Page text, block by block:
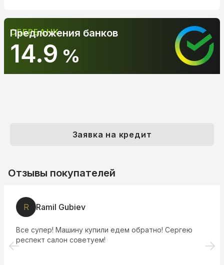
СБЕРБАНК
14.9 %
Предложения банков
Заявка на кредит
Отзывы покупателей
R Ramil Gubiev
Все супер! Машину купили едем обратно! Сергею
респект салон советуем!